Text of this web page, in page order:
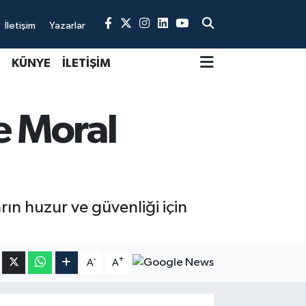
İletişim Yazarlar
KÜNYE İLETİŞİM
Moral
huzur ve güvenliği için
A- A+